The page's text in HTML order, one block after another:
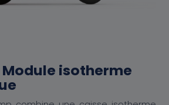
isotherme